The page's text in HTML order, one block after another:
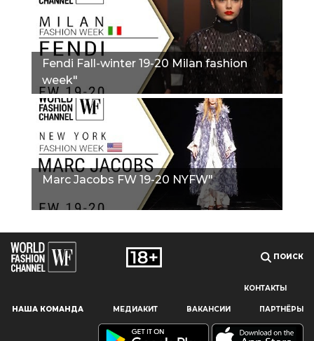
Наш сайт использует файлы cookie и похожие технологии,
пользователям, предоставляя персонализированную
Fendi Fall-winter 19-20 Milan fashion
week"
Marc Jacobs FW 19-20 NYFW"
ПОИСК
КОНТАКТЫ
НАША КОМАНДА МЕДИАКИТ ВАКАНСИИ ПАРТНЁРЫ